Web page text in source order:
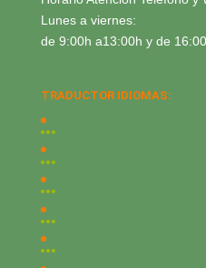
Lunes a viernes:
de 9:00h a13:00h y de
TRADUCTOR IDIOMAS: